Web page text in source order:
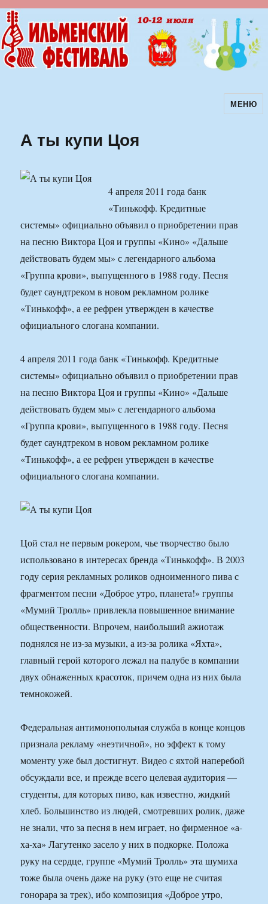
Ильменский фестиваль авторскойМЕНЮ
А ты купи Цоя
4 апреля 2011 года банк
«Тинькофф. Кредитные
системы» официально объявил о приобретении прав
на песню Виктора Цоя и группы «Кино» «Дальше
действовать будем мы» с легендарного альбома
«Группа крови», выпущенного в 1988 году. Песня
будет саундтреком в новом рекламном ролике
«Тинькофф», а ее рефрен утвержден в качестве
официального слогана компании.
4 апреля 2011 года банк «Тинькофф. Кредитные
системы» официально объявил о приобретении прав
на песню Виктора Цоя и группы «Кино» «Дальше
действовать будем мы» с легендарного альбома
«Группа крови», выпущенного в 1988 году. Песня
будет саундтреком в новом рекламном ролике
«Тинькофф», а ее рефрен утвержден в качестве
официального слогана компании.
Цой стал не первым рокером, чье творчество было
использовано в интересах бренда «Тинькофф». В 2003
году серия рекламных роликов одноименного пива с
фрагментом песни «Доброе утро, планета!» группы
«Мумий Тролль» привлекла повышенное внимание
общественности. Впрочем, наибольший ажиотаж
поднялся не из-за музыки, а из-за ролика «Яхта»,
главный герой которого лежал на палубе в компании
двух обнаженных красоток, причем одна из них была
темнокожей.
Федеральная антимонопольная служба в конце концов
признала рекламу «неэтичной», но эффект к тому
моменту уже был достигнут. Видео с яхтой наперебой
обсуждали все, и прежде всего целевая аудитория —
студенты, для которых пиво, как известно, жидкий
хлеб. Большинство из людей, смотревших ролик, даже
не знали, что за песня в нем играет, но фирменное «а-
ха-ха» Лагутенко засело у них в подкорке. Положа
руку на сердце, группе «Мумий Тролль» эта шумиха
тоже была очень даже на руку (это еще не считая
гонорара за трек), ибо композиция «Доброе утро,